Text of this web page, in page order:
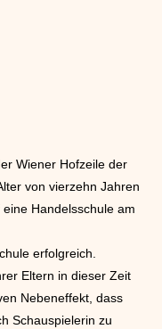
Wiener Hofzeile der
von vierzehn Jahren
Handelsschule am
erfolgreich.
Eltern in dieser Zeit
Nebeneffekt, dass
Schauspielerin zu